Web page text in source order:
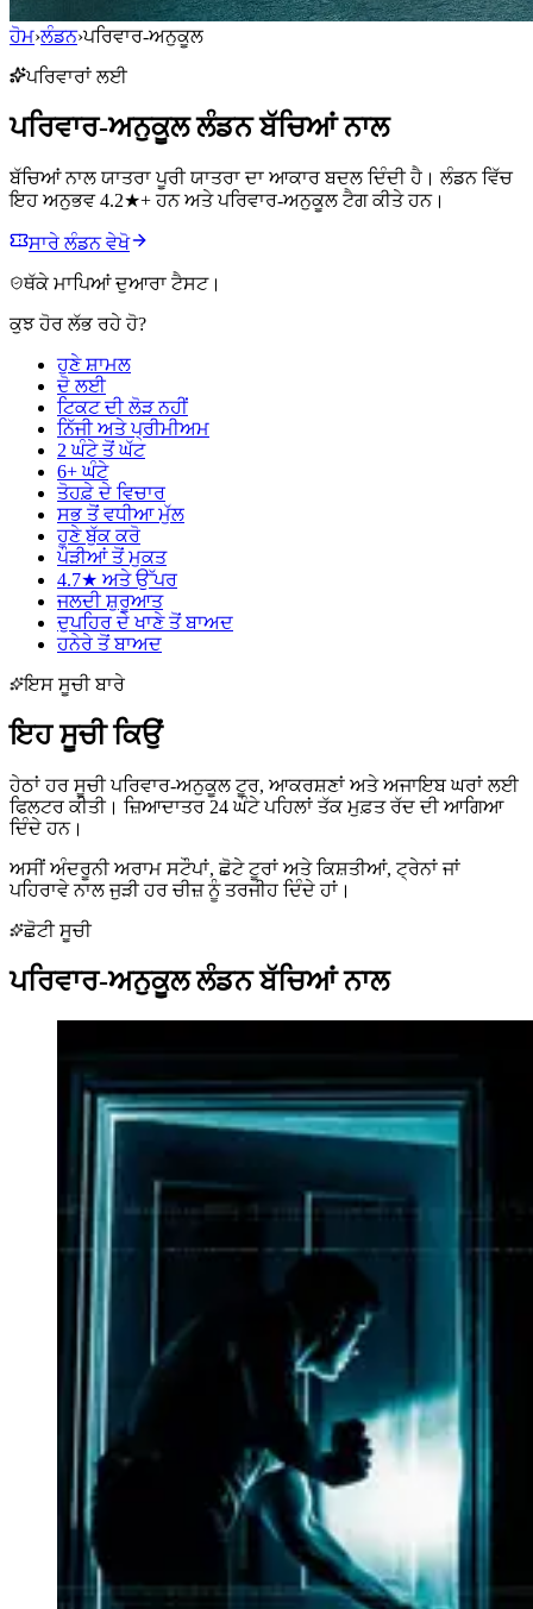
ਹੋਮ›ਲੰਡਨ›ਪਰਿਵਾਰ-ਅਨੁਕੂਲ
ਪਰਿਵਾਰਾਂ ਲਈ
ਪਰਿਵਾਰ-ਅਨੁਕੂਲ ਲੰਡਨ ਬੱਚਿਆਂ ਨਾਲ
ਬੱਚਿਆਂ ਨਾਲ ਯਾਤਰਾ ਪੂਰੀ ਯਾਤਰਾ ਦਾ ਆਕਾਰ ਬਦਲ ਦਿੰਦੀ ਹੈ। ਲੰਡਨ ਵਿੱਚ
ਇਹ ਅਨੁਭਵ 4.2★+ ਹਨ ਅਤੇ ਪਰਿਵਾਰ-ਅਨੁਕੂਲ ਟੈਗ ਕੀਤੇ ਹਨ।
ਸਾਰੇ ਲੰਡਨ ਵੇਖੋ
ਥੱਕੇ ਮਾਪਿਆਂ ਦੁਆਰਾ ਟੈਸਟ।
ਕੁਝ ਹੋਰ ਲੱਭ ਰਹੇ ਹੋ?
ਹੁਣੇ ਸ਼ਾਮਲ
ਦੋ ਲਈ
ਟਿਕਟ ਦੀ ਲੋੜ ਨਹੀਂ
ਨਿੱਜੀ ਅਤੇ ਪ੍ਰੀਮੀਅਮ
2 ਘੰਟੇ ਤੋਂ ਘੱਟ
6+ ਘੰਟੇ
ਤੋਹਫ਼ੇ ਦੇ ਵਿਚਾਰ
ਸਭ ਤੋਂ ਵਧੀਆ ਮੁੱਲ
ਹੁਣੇ ਬੁੱਕ ਕਰੋ
ਪੌੜੀਆਂ ਤੋਂ ਮੁਕਤ
4.7★ ਅਤੇ ਉੱਪਰ
ਜਲਦੀ ਸ਼ੁਰੂਆਤ
ਦੁਪਹਿਰ ਦੇ ਖਾਣੇ ਤੋਂ ਬਾਅਦ
ਹਨੇਰੇ ਤੋਂ ਬਾਅਦ
ਇਸ ਸੂਚੀ ਬਾਰੇ
ਇਹ ਸੂਚੀ ਕਿਉਂ
ਹੇਠਾਂ ਹਰ ਸੂਚੀ ਪਰਿਵਾਰ-ਅਨੁਕੂਲ ਟੂਰ, ਆਕਰਸ਼ਣਾਂ ਅਤੇ ਅਜਾਇਬ ਘਰਾਂ ਲਈ
ਫਿਲਟਰ ਕੀਤੀ। ਜ਼ਿਆਦਾਤਰ 24 ਘੰਟੇ ਪਹਿਲਾਂ ਤੱਕ ਮੁਫ਼ਤ ਰੱਦ ਦੀ ਆਗਿਆ
ਦਿੰਦੇ ਹਨ।
ਅਸੀਂ ਅੰਦਰੂਨੀ ਅਰਾਮ ਸਟੌਪਾਂ, ਛੋਟੇ ਟੂਰਾਂ ਅਤੇ ਕਿਸ਼ਤੀਆਂ, ਟ੍ਰੇਨਾਂ ਜਾਂ
ਪਹਿਰਾਵੇ ਨਾਲ ਜੁੜੀ ਹਰ ਚੀਜ਼ ਨੂੰ ਤਰਜੀਹ ਦਿੰਦੇ ਹਾਂ।
ਛੋਟੀ ਸੂਚੀ
ਪਰਿਵਾਰ-ਅਨੁਕੂਲ ਲੰਡਨਬੱਚਿਆਂ ਨਾਲ